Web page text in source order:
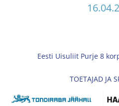
Eesti Uisuliit Purje 8
TOETAJAD JA